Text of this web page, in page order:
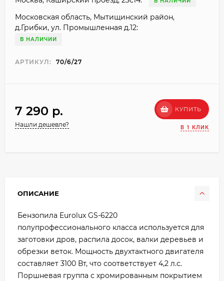
Московская область, Мытищинский район,
д.Грибки, ул. Промышленная д.12:
В НАЛИЧИИ
АРТИКУЛ: 70/6/27
7 290 p.
Нашли дешевле?
КУПИТЬ
В 1 КЛИК
ОПИСАНИЕ
Бензопила Eurolux GS-6220
полупрофессионального класса используется для
заготовки дров, распила досок, валки деревьев и
обрезки веток. Мощность двухтактного двигателя
составляет 3100 Вт, что соответствует 4,2 л.с.
Поршневая группа с хромированным покрытием